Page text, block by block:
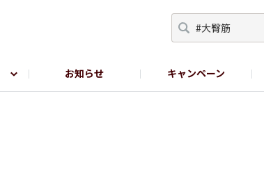
お知らせ キャンペーン